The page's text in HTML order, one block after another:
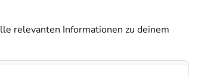
relevanten Informationen zu deinem